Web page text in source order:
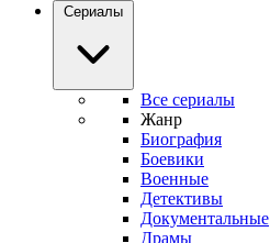
Сериалы
Все сериалы
Жанр
Биография
Боевики
Военные
Детективы
Документальные
Драмы